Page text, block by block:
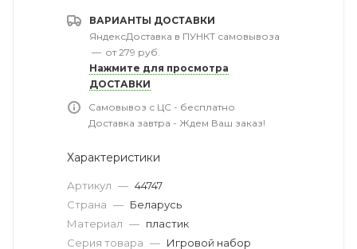
ВАРИАНТЫ ДОСТАВКИ
ЯндексДоставка в ПУНКТ самовывоза
— от 279 руб.
Нажмите для просмотра
ДОСТАВКИ
Самовывоз с ЦС - бесплатно
Доставка завтра - Ждем Ваш заказ!
Характеристики
Артикул — 44747
Страна — Беларусь
Материал — пластик
Серия товара — Игровой набор